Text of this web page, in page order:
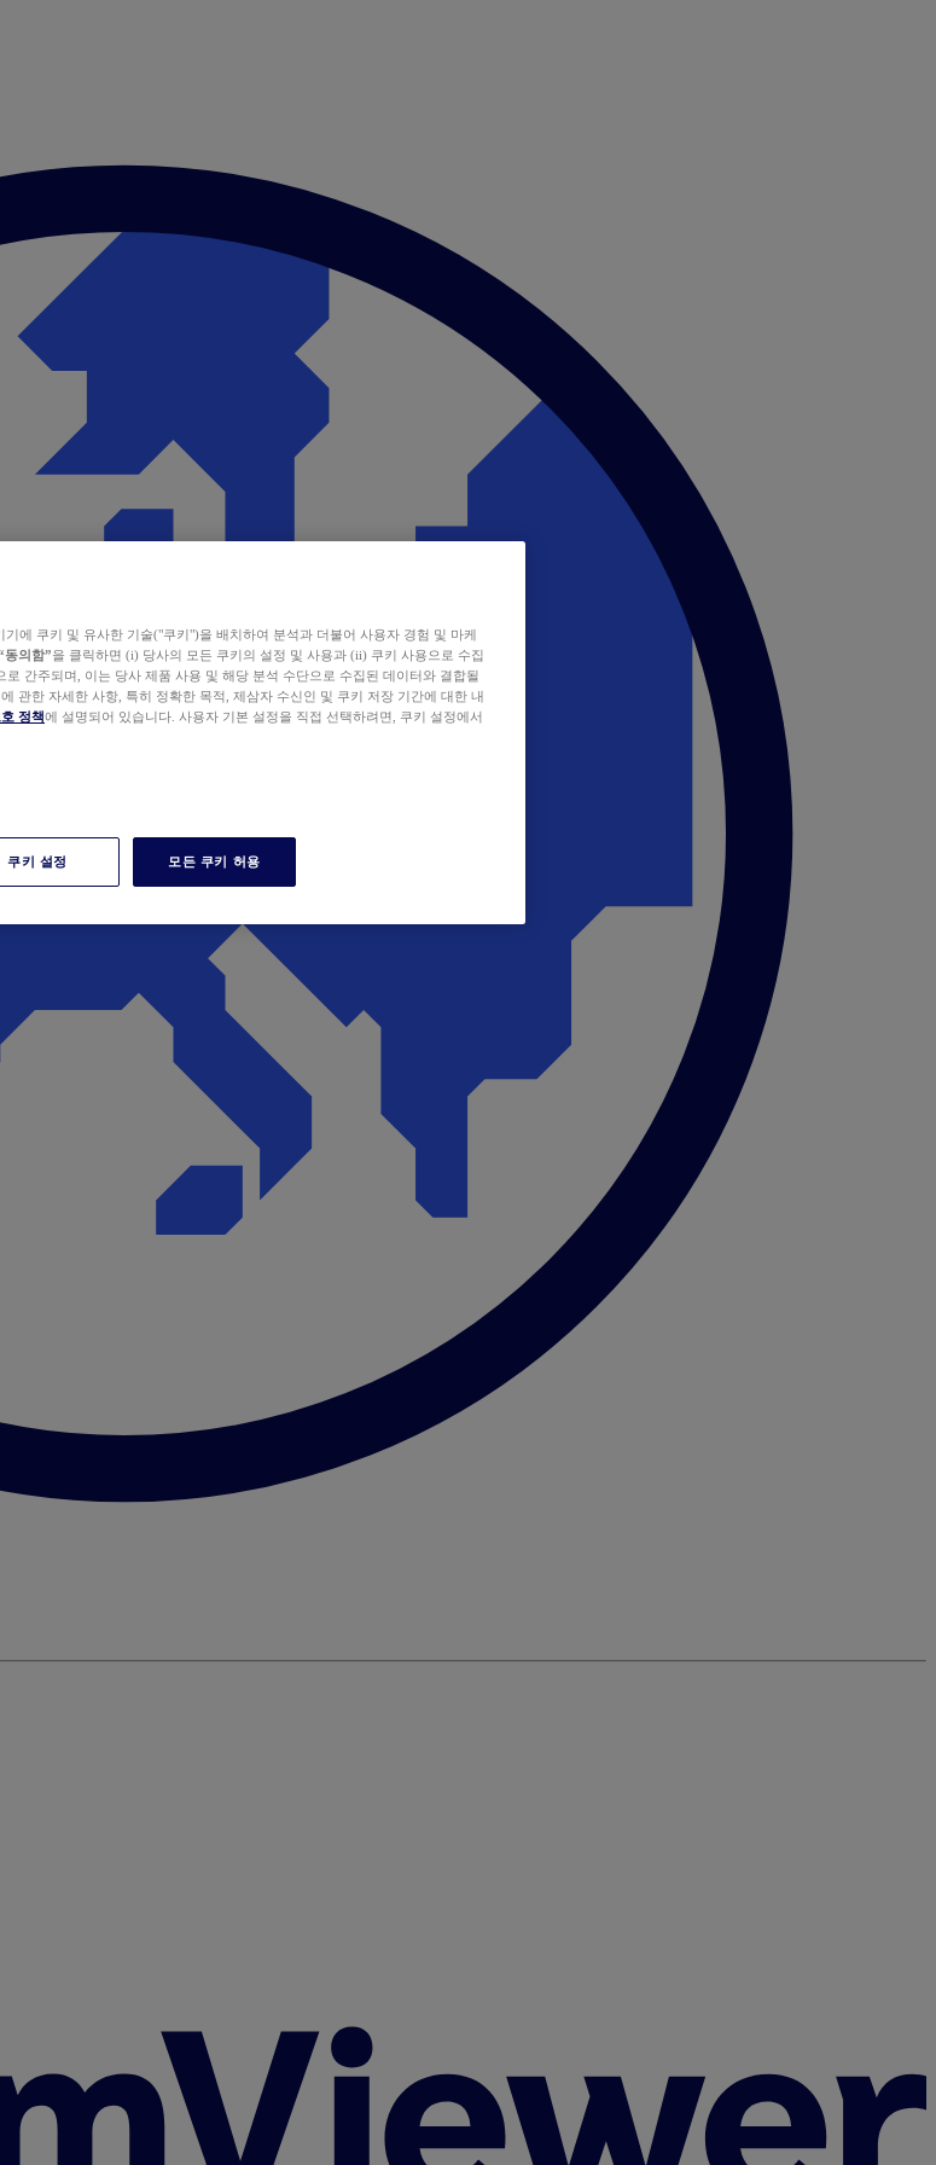
기에 쿠키 및 유사한 기술("쿠키")을 배치하여 분석과 더불어 사용자 경험 및 마케
동의함”을 클릭하면 (i) 당사의 모든 쿠키의 설정 및 사용과 (ii) 쿠키 사용으로 수집
로 간주되며, 이는 당사 제품 사용 및 해당 분석 수단으로 수집된 데이터와 결합될
관한 자세한 사항, 특히 정확한 목적, 제삼자 수신인 및 쿠키 저장 기간에 대한 내
정책에 설명되어 있습니다. 사용자 기본 설정을 직접 선택하려면, 쿠키 설정에서
쿠키 설정 모든 쿠키 허용